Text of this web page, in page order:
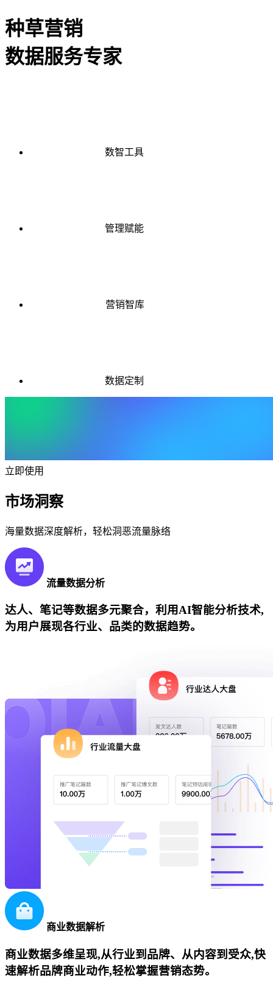
种草营销
数据服务专家
数智工具
管理赋能
营销智库
数据定制
立即使用
市场洞察
海量数据深度解析，轻松洞恶流量脉络
流量数据分析
达人、笔记等数据多元聚合，利用AI智能分析技术,
为用户展现各行业、品类的数据趋势。
商业数据解析
商业数据多维呈现,从行业到品牌、从内容到受众,快
速解析品牌商业动作,轻松掌握营销态势。